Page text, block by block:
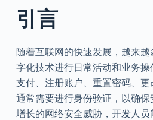
引言
随着互联网的快速发展，越来
字化技术进行日常活动和业务
支付、注册账户、重置密码、更
通常需要进行身份验证，以确
增长的网络安全威胁，开发人